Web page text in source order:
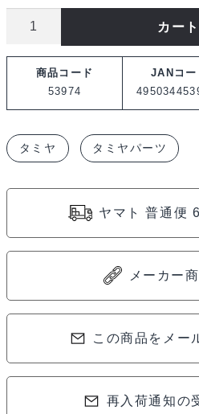
OP.974
TRF501X
ッ
リ
セ
カー
商品コード
53974
JANコー
タミヤ タミヤパーツ
ヤマト 普通便
メーカー
この商品をメー
再入荷通知の